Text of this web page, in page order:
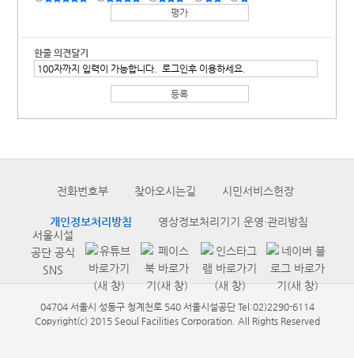
한줄 의견달기
전화번호부 찾아오시는길 시민서비스헌장
개인정보처리방침
영상정보처리기기 운영·관리방침
서울시설
공단 공식
SNS
04704 서울시 성동구 청계천로 540 서울시설공단 Tel:02)2290-6114
Copyright(c) 2015 Seoul Facilities Corporation. All Rights Reserved